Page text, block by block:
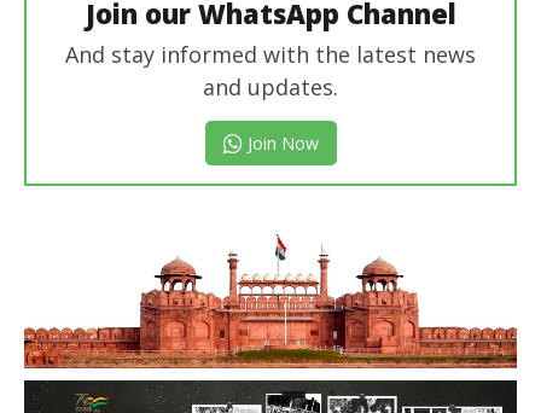
Join our WhatsApp Channel
And stay informed with the latest news
and updates.
Join Now